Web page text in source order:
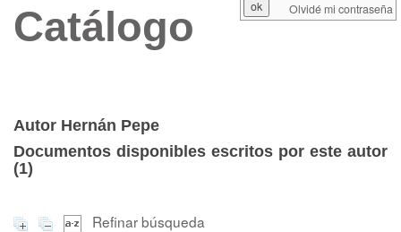
Catálogo
Autor Hernán Pepe
Documentos disponibles escritos por este autor
(1)
Refinar búsqueda
Olvidé mi contraseña